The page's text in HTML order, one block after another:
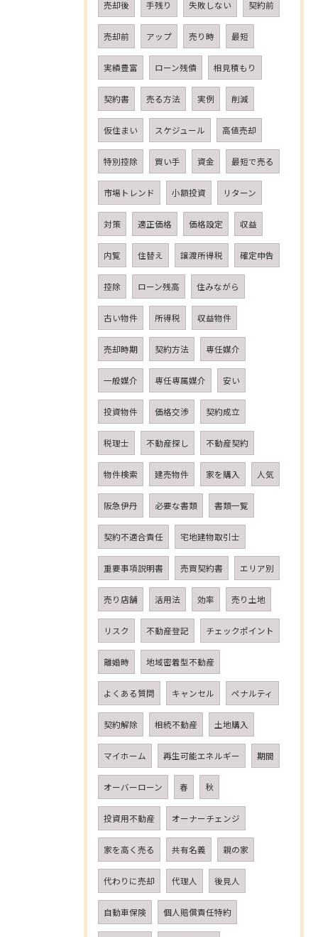
売却後 手残り 失敗しない 契約前
売却前 アップ 売り時 最短
実績豊富 ローン残債 相見積もり
契約書 売る方法 実例 削減
仮住まい スケジュール 高値売却
特別控除 買い手 資金 最短で売る
市場トレンド 小額投資 リターン
対策 適正価格 価格設定 収益
内覧 住替え 譲渡所得税 確定申告
控除 ローン残高 住みながら
古い物件 所得税 収益物件
売却時期 契約方法 専任媒介
一般媒介 専任専属媒介 安い
投資物件 価格交渉 契約成立
税理士 不動産探し 不動産契約
物件検索 建売物件 家を購入 人気
阪急伊丹 必要な書類 書類一覧
契約不適合責任 宅地建物取引士
重要事項説明書 売買契約書 エリア別
売り店舗 活用法 効率 売り土地
リスク 不動産登記 チェックポイント
離婚時 地域密着型不動産
よくある質問 キャンセル ペナルティ
契約解除 相続不動産 土地購入
マイホーム 再生可能エネルギー 期間
オーバーローン 春 秋
投資用不動産 オーナーチェンジ
家を高く売る 共有名義 親の家
代わりに売却 代理人 後見人
自動車保険 個人賠償責任特約